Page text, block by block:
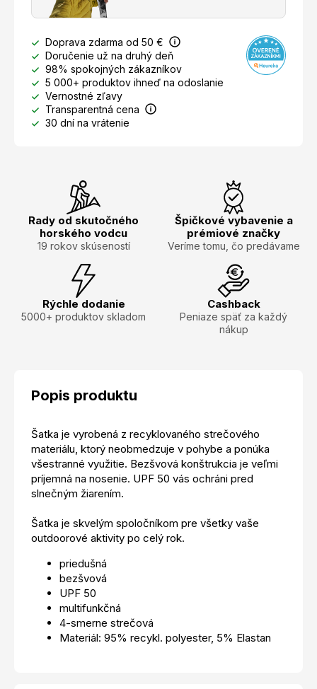
Doprava zdarma od 50 €
Doručenie už na druhý deň
98% spokojných zákazníkov
5 000+ produktov ihneď na odoslanie
Vernostné zľavy
Transparentná cena
30 dní na vrátenie
Rady od skutočného
horského vodcu
19 rokov skúseností
Špičkové vybavenie a
prémiové značky
Veríme tomu, čo predávame
Rýchle dodanie
5000+ produktov skladom
Cashback
Peniaze späť za každý
nákup
Popis produktu
Šatka je vyrobená z recyklovaného strečového
materiálu, ktorý neobmedzuje v pohybe a ponúka
všestranné využitie. Bezšvová konštrukcia je veľmi
príjemná na nosenie. UPF 50 vás ochráni pred
slnečným žiarením.
Šatka je skvelým spoločníkom pre všetky vaše
outdoorové aktivity po celý rok.
priedušná
bezšvová
UPF 50
multifunkčná
4-smerne strečová
Materiál: 95% recykl. polyester, 5% Elastan